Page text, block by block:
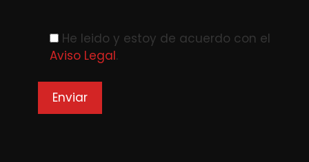
He leido y estoy de acuerdo con el
Aviso Legal.